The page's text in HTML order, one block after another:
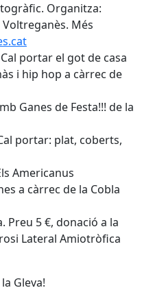
Organitza:
Més
portar el got de casa
i hip hop a càrrec de
Ganes de Festa!!! de la
portar: plat, coberts,
Americanus
a càrrec de la Cobla
Preu 5 €, donació a la
Lateral Amiotròfica
Gleva!